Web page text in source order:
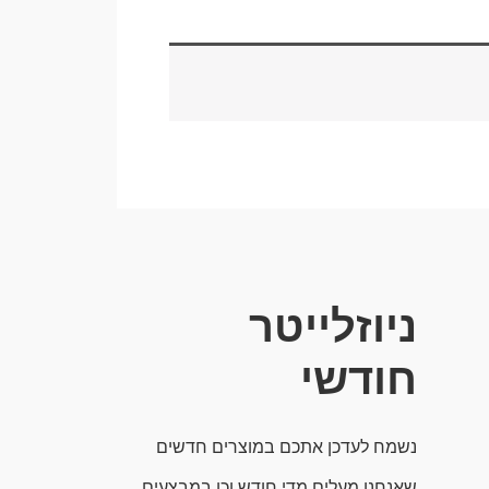
ניוזלייטר
חודשי
נשמח לעדכן אתכם במוצרים חדשים